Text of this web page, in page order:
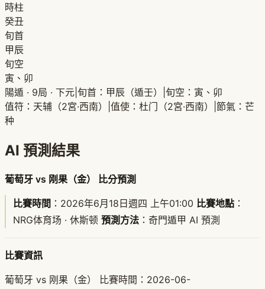
時柱
癸丑
旬首
甲辰
旬空
寅、卯
陽遁 · 9局 · 下元 旬首：甲辰（遁壬）
旬空：寅、卯
值符：天辅（2宮·西南）
值使：杜门（2宮·西南）
節氣：芒
种
AI 預測結果
葡萄牙 vs 刚果（金） 比分預測
比賽時間 ：2026年6月18日週四 上午01:00 比賽地點 ：
NRG体育场 · 休斯顿 預測方法 ：奇門遁甲 AI 預測
比賽資訊
葡萄牙 vs 刚果（金） 比賽時間：2026-06-